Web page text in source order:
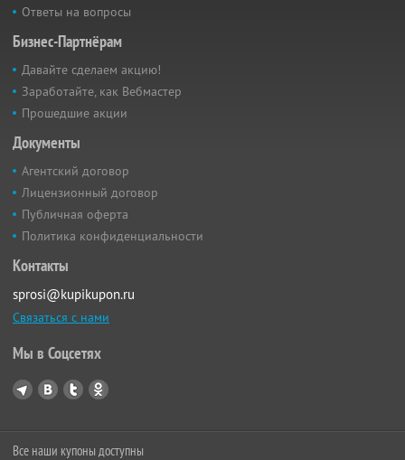
Ответы на вопросы
Бизнес-Партнёрам
Давайте сделаем акцию!
Заработайте, как Вебмастер
Прошедшие акции
Документы
Агентский договор
Лицензионный договор
Публичная оферта
Политика конфиденциальности
Контакты
sprosi@kupikupon.ru
Связаться с нами
Мы в Соцсетях
Все наши купоны доступны